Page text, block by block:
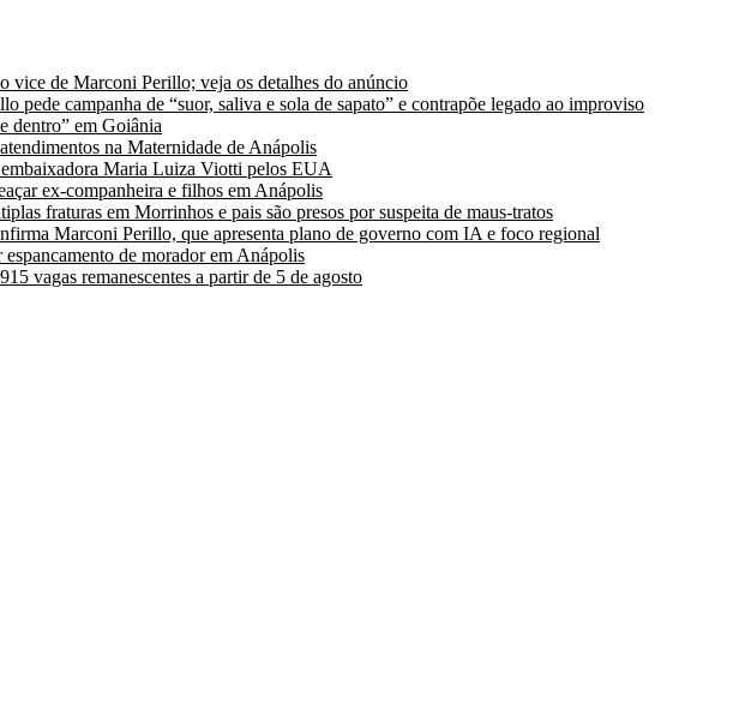
vice de Marconi Perillo; veja os detalhes do anúncio
pede campanha de “suor, saliva e sola de sapato” e contrapõe legado ao improviso
dentro” em Goiânia
na Maternidade de Anápolis
Maria Luiza Viotti pelos EUA
ex-companheira e filhos em Anápolis
fraturas em Morrinhos e pais são presos por suspeita de maus-tratos
Marconi Perillo, que apresenta plano de governo com IA e foco regional
de morador em Anápolis
vagas remanescentes a partir de 5 de agosto